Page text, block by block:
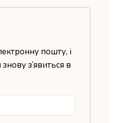
пошту, і
з’явиться в